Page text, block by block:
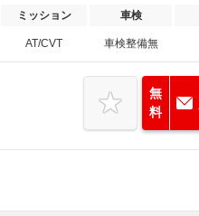
ミッション 車検
AT/CVT 車検整備無
無
料